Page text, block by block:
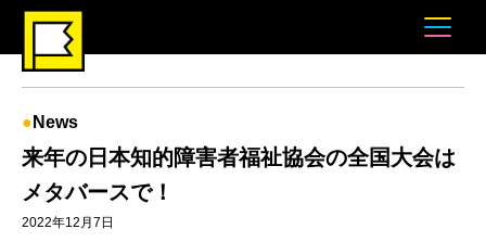
News
来年の日本知的障害者福祉協会の全国大会は
メタバースで！
2022年12月7日